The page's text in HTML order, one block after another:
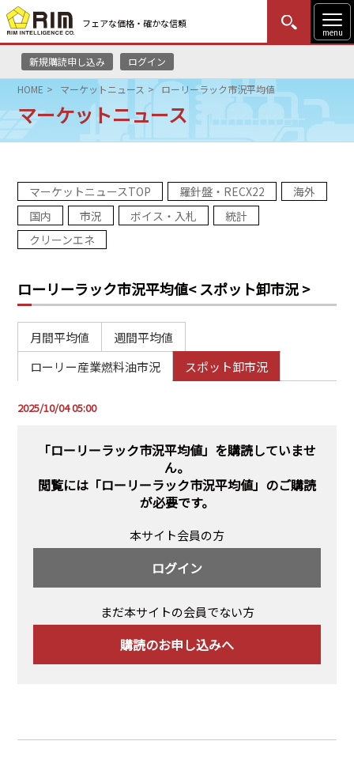
フェアな価格・確かな信頼
menu
新規購読申し込み ログイン
MENU
はじめての方
HOME
リムレポート
メソドロジー
コンサルティング
PRA原則
Q & A
お問い合わせ
サイトマップ
Rim Energy Media(韓国語)
HOME マーケットニュース ローリーラック市況平均値
マーケットニュース
マーケットニュースTOP 羅針盤・RECX22
海外
国内
市況 ボイス・入札
統計
クリーンエネ
ローリーラック市況平均値< スポット卸市況 >
月間平均値
週間平均値
ローリー産業燃料油市況
スポット卸市況
2025/10/04 05:00
「ローリーラック市況平均値」を購読していませ
ん。
閲覧には 「ローリーラック市況平均値」のご購読
が必要です。
本サイト会員の方
ログイン
まだ本サイトの会員でない方
購読のお申し込みへ